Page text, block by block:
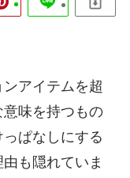
アイテムを超
味を持つもの
ぱなしにする
も隠れていま